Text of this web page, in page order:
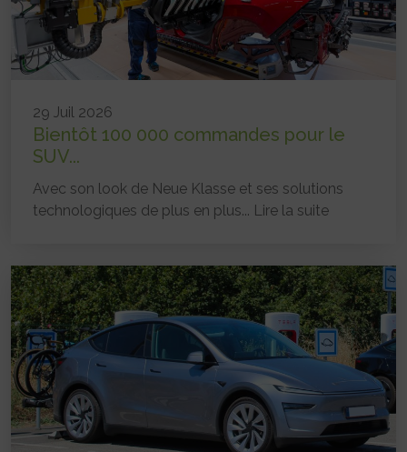
29 Juil 2026
Bientôt 100 000 commandes pour le
SUV...
Avec son look de Neue Klasse et ses solutions
technologiques de plus en plus... Lire la suite